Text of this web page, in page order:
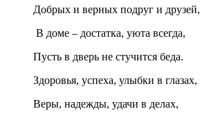
Добрых и верных подруг и друзей,
В доме – достатка, уюта всегда,
Пусть в дверь не стучится беда.
Здоровья, успеха, улыбки в глазах,
Веры, надежды, удачи в делах,